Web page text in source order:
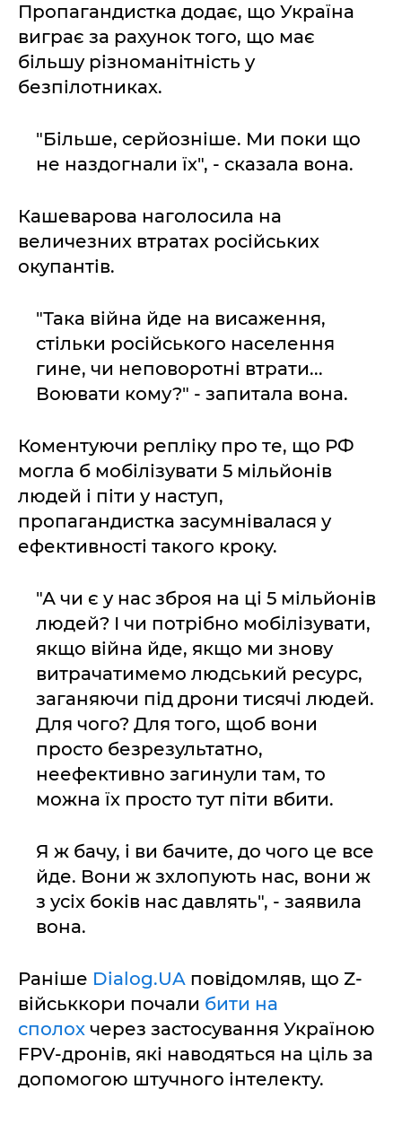
Пропагандистка додає, що Україна
виграє за рахунок того, що має
більшу різноманітність у
безпілотниках.
"Більше, серйозніше. Ми поки що
не наздогнали їх", - сказала вона.
Кашеварова наголосила на
величезних втратах російських
окупантів.
"Така війна йде на висаження,
стільки російського населення
гине, чи неповоротні втрати...
Воювати кому?" - запитала вона.
Коментуючи репліку про те, що РФ
могла б мобілізувати 5 мільйонів
людей і піти у наступ,
пропагандистка засумнівалася у
ефективності такого кроку.
"А чи є у нас зброя на ці 5 мільйонів
людей? І чи потрібно мобілізувати,
якщо війна йде, якщо ми знову
витрачатимемо людський ресурс,
заганяючи під дрони тисячі людей.
Для чого? Для того, щоб вони
просто безрезультатно,
неефективно загинули там, то
можна їх просто тут піти вбити.
Я ж бачу, і ви бачите, до чого це все
йде. Вони ж зхлопують нас, вони ж
з усіх боків нас давлять", - заявила
вона.
Раніше Dialog.UA повідомляв, що Z-
військкори почали бити на
сполох через застосування Україною
FPV-дронів, які наводяться на ціль за
допомогою штучного інтелекту.